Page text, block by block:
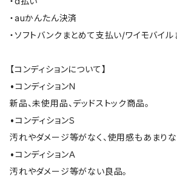
・auかんたん決済
・ソフトバンクまとめて支払い/ワイモバイ
【コンディションについて】
•コンディションＮ
新品、未使用品、デッドストック商品。
•コンディションＳ
汚れやダメージ等がなく、使用感もあまり
•コンディションＡ
汚れやダメージ等がない良品。